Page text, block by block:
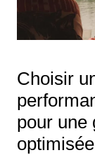
Choisir
pour une
optimisée